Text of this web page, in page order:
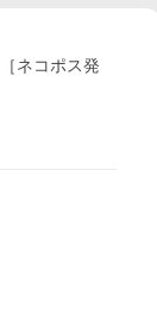
ネコポス発